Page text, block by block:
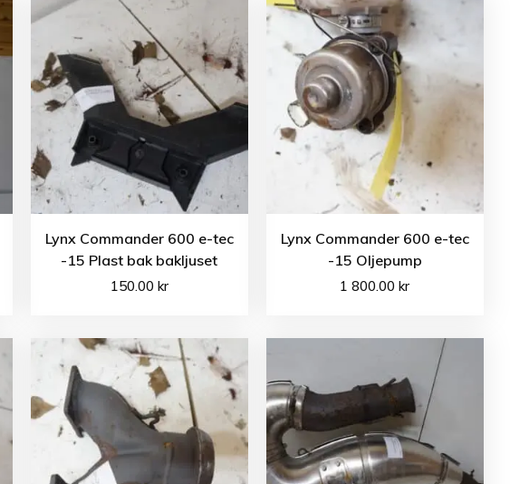
Lynx Commander 600 e-tec
-15 Plast bak bakljuset
150.00 kr
Lynx Commander 600 e-tec
-15 Oljepump
1 800.00kr